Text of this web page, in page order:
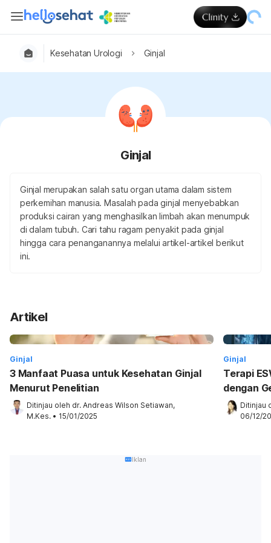
Kesehatan Urologi Ginjal
Ginjal
Ginjal merupakan salah satu organ utama dalam sistem
perkemihan manusia. Masalah pada ginjal menyebabkan
produksi cairan yang menghasilkan limbah akan menumpuk
di dalam tubuh. Cari tahu ragam penyakit pada ginjal
hingga cara penanganannya melalui artikel-artikel berikut
ini.
Artikel
Ginjal
3 Manfaat Puasa untuk Kesehatan Ginjal
Menurut Penelitian
Ditinjau oleh dr. Andreas Wilson Setiawan,
M.Kes. • 15/01/2025
Ginjal
Terapi
dengan
Ditinjau
06/12/
Iklan